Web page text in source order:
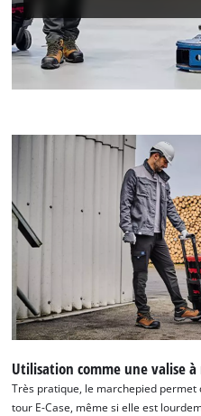
Utilisation comme une valise
Très pratique, le marchepied
tour E-Case, même si elle est